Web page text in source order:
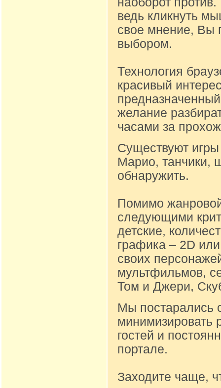
ведь кликнуть
свое мнение, Вы
выбором.
Технология
красивый
желание
часами за
Существуют игры
Марио, танчики,
обнаружить.
Помимо
следующими
детские,
графика – 2D
своих
мультфильмов,
Том и Джери,
Мы постарались
минимизировать
гостей и
портале.
Заходите чаще,